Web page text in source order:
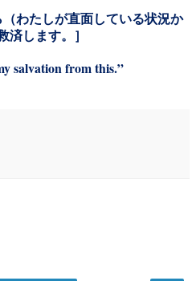
（わたしが直面している状況か
済します。］
salvation from this.”